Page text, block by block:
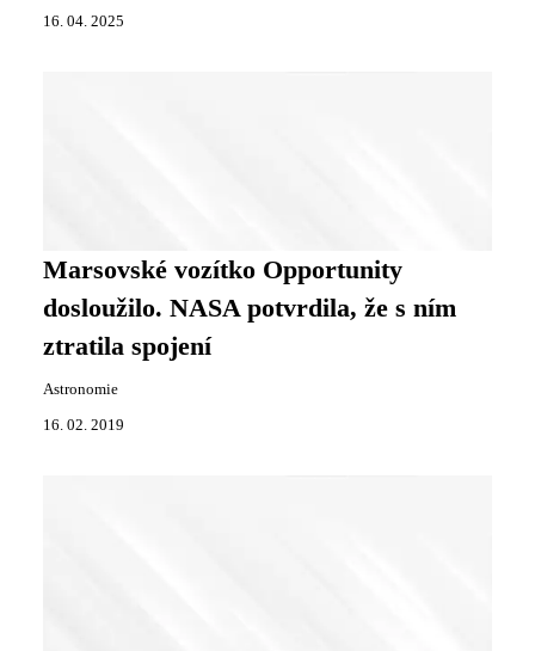
16. 04. 2025
Marsovské vozítko Opportunity
dosloužilo. NASA potvrdila, že s ním
ztratila spojení
Astronomie
16. 02. 2019